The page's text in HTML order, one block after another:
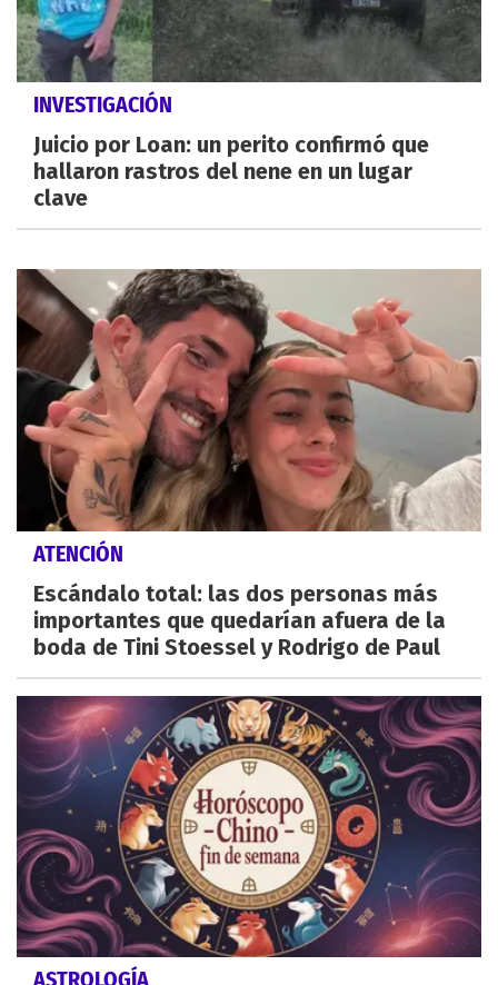
INVESTIGACIÓN
Juicio por Loan: un perito confirmó que
hallaron rastros del nene en un lugar
clave
ATENCIÓN
Escándalo total: las dos personas más
importantes que quedarían afuera de la
boda de Tini Stoessel y Rodrigo de Paul
ASTROLOGÍA